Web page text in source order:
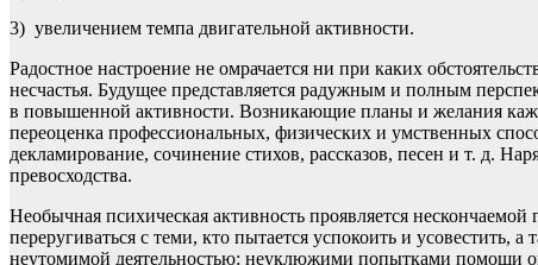
3) увеличением темпа двигательной активности.
Радостное настроение не омрачается ни при каких
несчастья. Будущее представляется радужным и полным
в повышенной активности. Возникающие планы и желания
переоценка профессиональных, физических и умственных
декламирование, сочинение стихов, рассказов, песен и т. д.
превосходства.
Необычная психическая активность проявляется
переругиваться с теми, кто пытается успокоить и усовестить,
неутомимой деятельностью: неуклюжими попытками помощи